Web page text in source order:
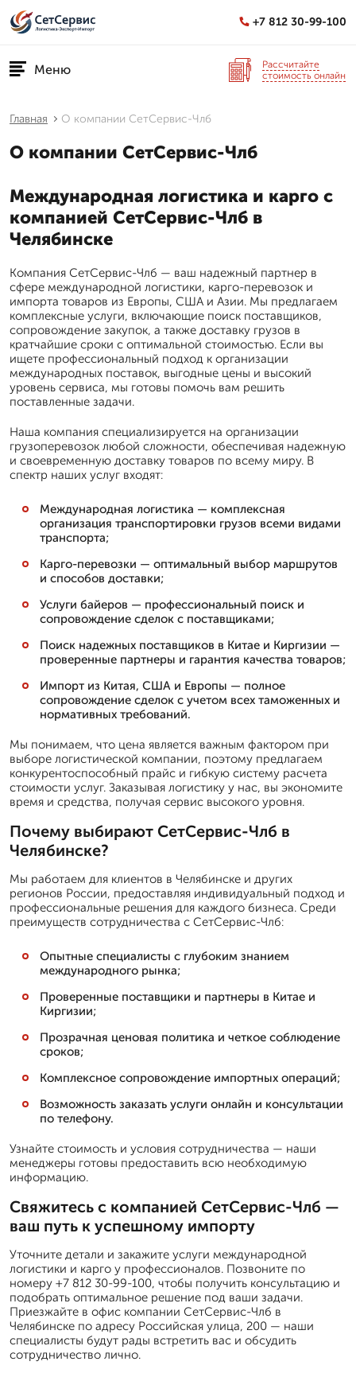
+7 812 30-99-100
Меню
Рассчитайте
стоимость онлайн
Главная О компании СетСервис-Члб
О компании СетСервис-Члб
Международная логистика и карго с
компанией СетСервис-Члб в
Челябинске
Компания СетСервис-Члб — ваш надежный партнер в
сфере международной логистики, карго-перевозок и
импорта товаров из Европы, США и Азии. Мы предлагаем
комплексные услуги, включающие поиск поставщиков,
сопровождение закупок, а также доставку грузов в
кратчайшие сроки с оптимальной стоимостью. Если вы
ищете профессиональный подход к организации
международных поставок, выгодные цены и высокий
уровень сервиса, мы готовы помочь вам решить
поставленные задачи.
Наша компания специализируется на организации
грузоперевозок любой сложности, обеспечивая надежную
и своевременную доставку товаров по всему миру. В
спектр наших услуг входят:
Международная логистика — комплексная
организация транспортировки грузов всеми видами
транспорта;
Карго-перевозки — оптимальный выбор маршрутов
и способов доставки;
Услуги байеров — профессиональный поиск и
сопровождение сделок с поставщиками;
Поиск надежных поставщиков в Китае и Киргизии —
проверенные партнеры и гарантия качества товаров;
Импорт из Китая, США и Европы — полное
сопровождение сделок с учетом всех таможенных и
нормативных требований.
Мы понимаем, что цена является важным фактором при
выборе логистической компании, поэтому предлагаем
конкурентоспособный прайс и гибкую систему расчета
стоимости услуг. Заказывая логистику у нас, вы экономите
время и средства, получая сервис высокого уровня.
Почему выбирают СетСервис-Члб в
Челябинске?
Мы работаем для клиентов в Челябинске и других
регионов России, предоставляя индивидуальный подход и
профессиональные решения для каждого бизнеса. Среди
преимуществ сотрудничества с СетСервис-Члб:
Опытные специалисты с глубоким знанием
международного рынка;
Проверенные поставщики и партнеры в Китае и
Киргизии;
Прозрачная ценовая политика и четкое соблюдение
сроков;
Комплексное сопровождение импортных операций;
Возможность заказать услуги онлайн и консультации
по телефону.
Узнайте стоимость и условия сотрудничества — наши
менеджеры готовы предоставить всю необходимую
информацию.
Свяжитесь с компанией СетСервис-Члб —
ваш путь к успешному импорту
Уточните детали и закажите услуги международной
логистики и карго у профессионалов. Позвоните по
номеру +7 812 30-99-100, чтобы получить консультацию и
подобрать оптимальное решение под ваши задачи.
Приезжайте в офис компании СетСервис-Члб в
Челябинске по адресу Российская улица, 200 — наши
специалисты будут рады встретить вас и обсудить
сотрудничество лично.